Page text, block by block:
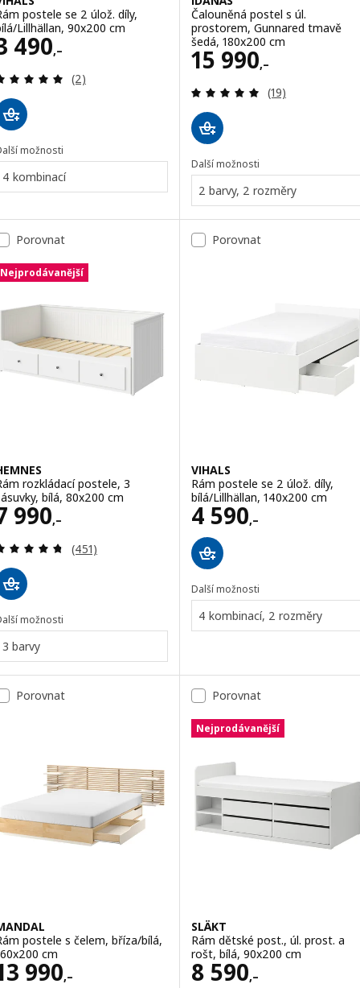
postele se 2 úlož. díly,
Lillhällan, 90x200 cm
490,–
3490,–
Recenze: 5 z 5 hvězdy. Celkem recenzí:
(2)
možnosti
4 kombinací
Čalouněná postel s úl.
prostorem, Gunnared tmavě
šedá, 180x200 cm
15 990,–
Cena 15990,–
Recenze: 5 z 5
(19)
Další možnosti
2 barvy, 2 rozměry
Porovnat
Nejprodávanější
rozkládací postele, 3
bílá, 80x200 cm
990,–
7990,–
Recenze: 4.7 z 5 hvězdy. Celkem recenzí:
(451)
možnosti
3 barvy
Porovnat
VIHALS
Rám postele se 2 úlož. díly,
bílá/Lillhällan, 140x200 cm
4 590,–
Cena 4590,–
Další možnosti
4 kombinací, 2 rozměry
Porovnat
postele s čelem, bříza/bílá,
cm
990,–
13990,–
Porovnat
Nejprodávanější
SLÄKT
Rám dětské post., úl. prost. a
rošt, bílá, 90x200 cm
8 590,–
Cena 8590,–